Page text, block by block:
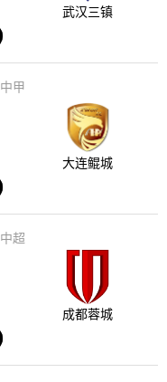
武汉三镇
中甲
大连鲲城
中超
成都蓉城